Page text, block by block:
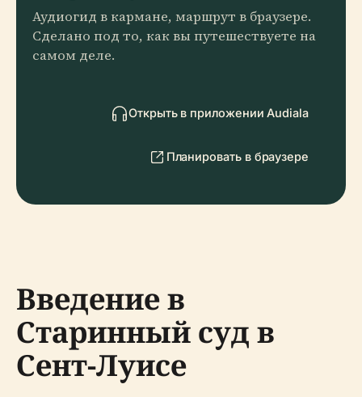
Аудиогид в кармане, маршрут в браузере.
Сделано под то, как вы путешествуете на
самом деле.
Открыть в приложении Audiala
Планировать в браузере
Введение в
Старинный суд в
Сент-Луисе